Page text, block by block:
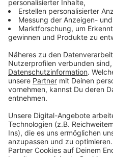
Das Impfmobil macht am
Halt. Von 10 bis 11.30 Uhr
Zöllerplatz. Von 12 bis
Minuten in Olef auf dem
bis 19.30 Uhr in Gemünd
Mit dem mobilen
Euskirchen vor allem
Hochwasser-Gebieten
oder Möglichkeiten haben
Marmagen zu kommen.